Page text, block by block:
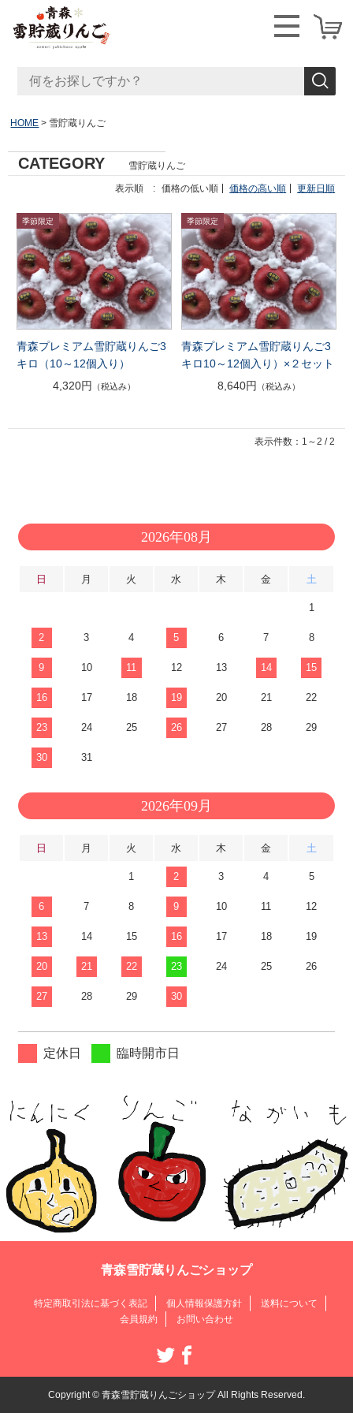
HOME 雪貯蔵りんご
CATEGORY 雪貯蔵りんご
表示順 : 価格の低い順 価格の高い順 更新日順
青森プレミアム雪貯蔵りんご3
キロ（10～12個入り）
4,320円
（税込み）
青森プレミアム雪貯蔵りんご3
キロ10～12個入り）×２セット
8,640円
（税込み）
表示件数：1～2 / 2
2026年08月
日 月 火 水 木 金 土
1
2 3 4 5 6 7 8
9 10 11 12 13 14 15
16 17 18 19 20 21 22
23 24 25 26 27 28 29
30 31
2026年09月
日 月 火 水 木 金 土
1 2 3 4 5
6 7 8 9 10 11 12
13 14 15 16 17 18 19
20 21 22 23 24 25 26
27 28 29 30
定休日 臨時開市日
青森雪貯蔵りんごショップ
特定商取引法に基づく表記 個人情報保護方針
送料について
会員規約
お問い合わせ
Copyright © 青森雪貯蔵りんごショップ All Rights Reserved.